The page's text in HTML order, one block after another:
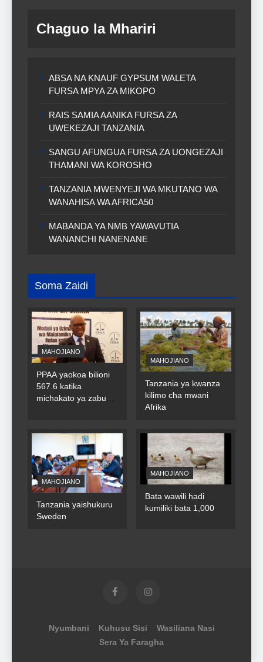
Chaguo la Mhariri
ABSA NA KNAUF GYPSUM WALETA
FURSA MPYA ZA MIKOPO
RAIS SAMIA AANIKA FURSA ZA
UWEKEZAJI TANZANIA
SANGU AFUNGUA FURSA ZA UONGEZAJI
THAMANI WA KOROSHO
TANZANIA MWENYEJI WA MKUTANO WA
WANAHISA WA AFRICA50
MABANDA YA NMB YAWAVUTIA
WANANCHI NANENANE
Soma Zaidi
MAHOJIANO
PPAA yaokoa bilioni
567.6 katika
michakato ya zabuni
MAHOJIANO
Tanzania ya kwanza
kilimo cha mwani
Afrika
MAHOJIANO
Tanzania yaishukuru
Sweden
MAHOJIANO
Bata wawili hadi
kumiliki bata 1,000
Nyumbani Kuhusu Sisi
Wasiliana Nasi
Sera Ya Faragha